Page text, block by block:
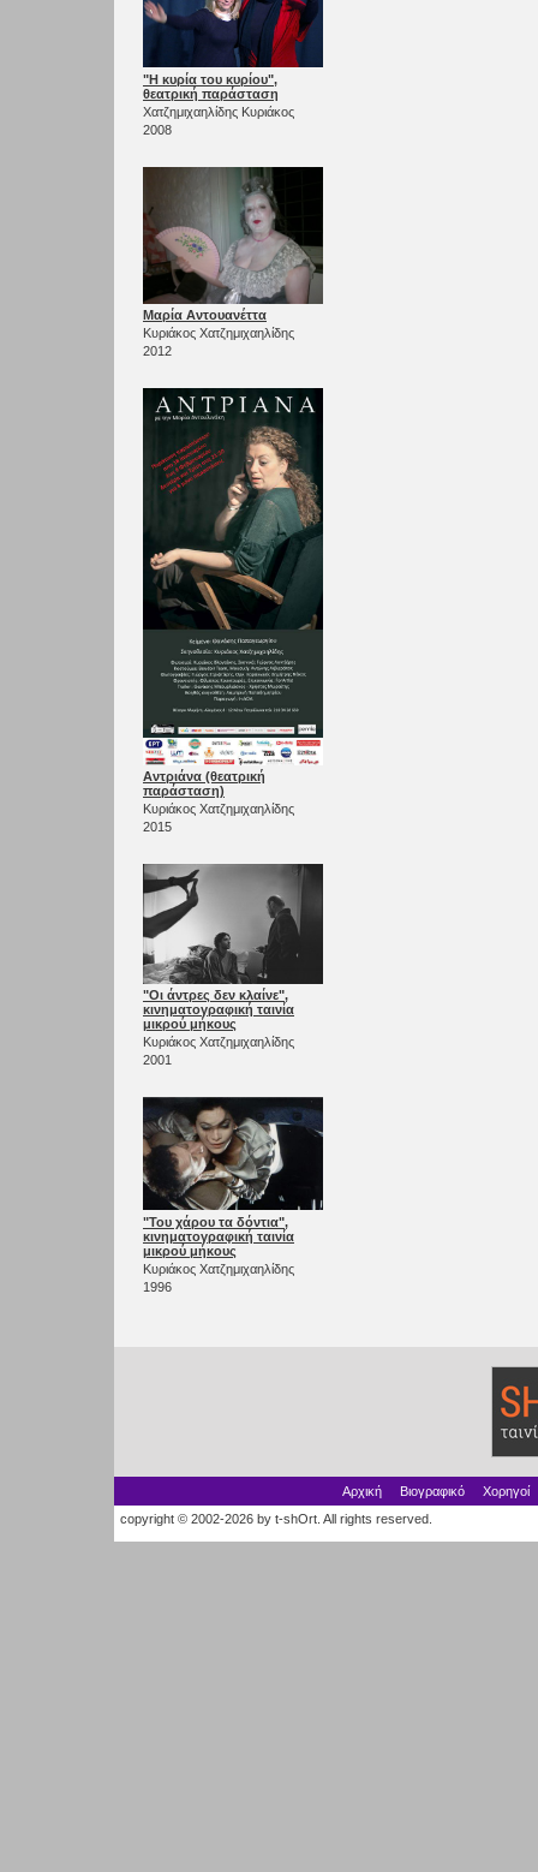
"Η κυρία του κυρίου",
θεατρική παράσταση
Χατζημιχαηλίδης Κυριάκος
2008
Μαρία Αντουανέττα
Κυριάκος Χατζημιχαηλίδης
2012
Αντριάνα (θεατρική
παράσταση)
Κυριάκος Χατζημιχαηλίδης
2015
"Οι άντρες δεν κλαίνε",
κινηματογραφική ταινία
μικρού μήκους
Κυριάκος Χατζημιχαηλίδης
2001
"Του χάρου τα δόντια",
κινηματογραφική ταινία
μικρού μήκους
Κυριάκος Χατζημιχαηλίδης
1996
Αρχική Βιογραφικό
Χορηγοί
copyright © 2002-2026 by t-shOrt. All rights reserved.